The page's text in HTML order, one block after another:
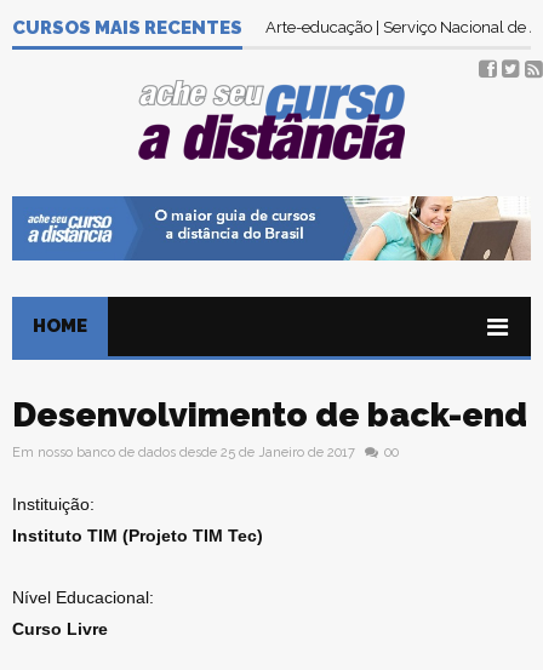
CURSOS MAIS RECENTES Arte-educação | Serviço Nacional de
HOME
Desenvolvimento de back-end
Em nosso banco de dados desde 25 de Janeiro de 2017 00
Instituição:
Instituto TIM (Projeto TIM Tec)
Nível Educacional:
Curso Livre